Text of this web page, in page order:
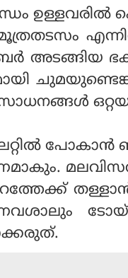
ഉള്ളവരില്‍
അടങ്ങിയ
പോകാന്‍